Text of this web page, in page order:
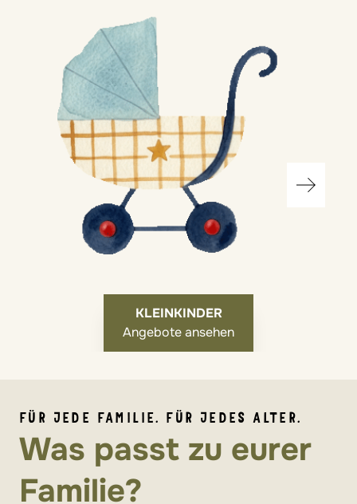
KLEINKINDER
Angebote ansehen
FÜR JEDE FAMILIE. FÜR JEDES ALTER.
Was passt zu eurer
Familie?